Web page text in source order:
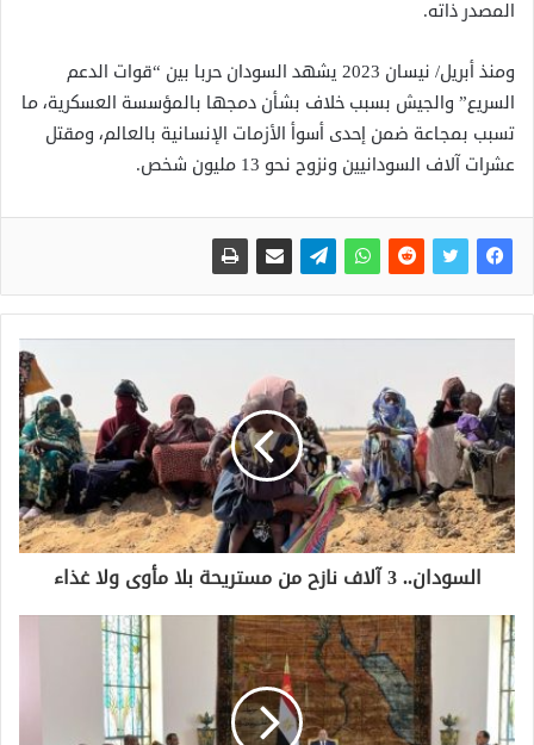
المصدر ذاته.
ومنذ أبريل/ نيسان 2023 يشهد السودان حربا بين “قوات الدعم
السريع” والجيش بسبب خلاف بشأن دمجها بالمؤسسة العسكرية، ما
تسبب بمجاعة ضمن إحدى أسوأ الأزمات الإنسانية بالعالم، ومقتل
عشرات آلاف السودانيين ونزوح نحو 13 مليون شخص.
السودان.. 3 آلاف نازح من مستريحة بلا مأوى ولا غذاء